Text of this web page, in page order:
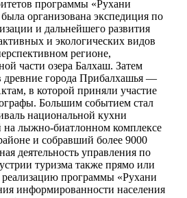
программы «Рухани
организована экспедиция по
и дальнейшего развития
и экологических видов
регионе,
части озера Балхаш. Затем
древние города Прибалхашья —
в которой приняли участие
Большим событием стал
национальной кухни
лыжно-биатлонном комплексе
и собравший более 9000
деятельность управления по
туризма также прямо или
реализацию программы «Рухани
информированности населения